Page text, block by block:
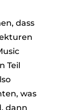
dass
Teil
was
dann